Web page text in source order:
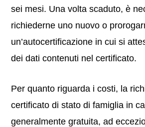
sei mesi. Una volta scaduto, è
richiederne uno nuovo o
un’autocertificazione in cui si
dei dati contenuti nel certificato.
Per quanto riguarda i costi, la
certificato di stato di famiglia in
generalmente gratuita, ad